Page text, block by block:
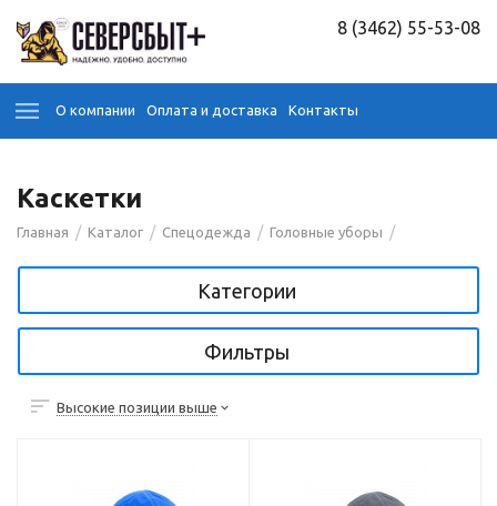
8 (3462) 55-53-08
О компании Оплата и доставка Контакты
Каскетки
Главная / Каталог / Спецодежда / Головные уборы /
Категории
Фильтры
Высокие позиции выше